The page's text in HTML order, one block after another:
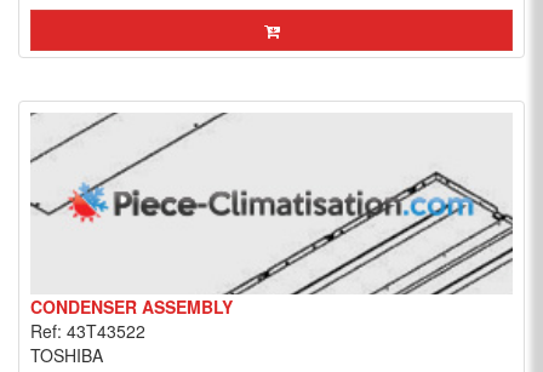
CONDENSER ASSEMBLY
Ref: 43T43522
TOSHIBA